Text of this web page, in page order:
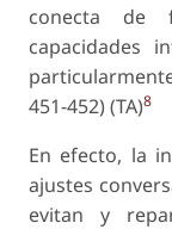
conecta de
capacidades
451-452) (TA)8
En efecto, la
ajustes
evitan y